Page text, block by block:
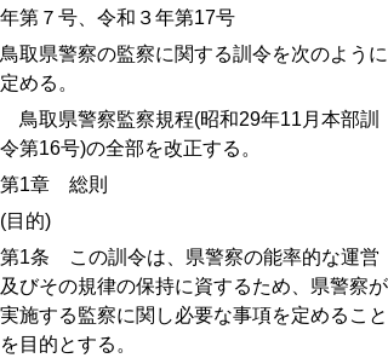
年第７号、令和３年第17号
鳥取県警察の監察に関する訓令を次のように
定める。
鳥取県警察監察規程(昭和29年11 月本部訓
令第16号)の全部を改正する。
第1章 総則
(目的)
第1条 この訓令は、県警察の能率的な運営
及びその規律の保持に資するため、県警察が
実施する監察に関し必要な事項を定めること
を目的とする。